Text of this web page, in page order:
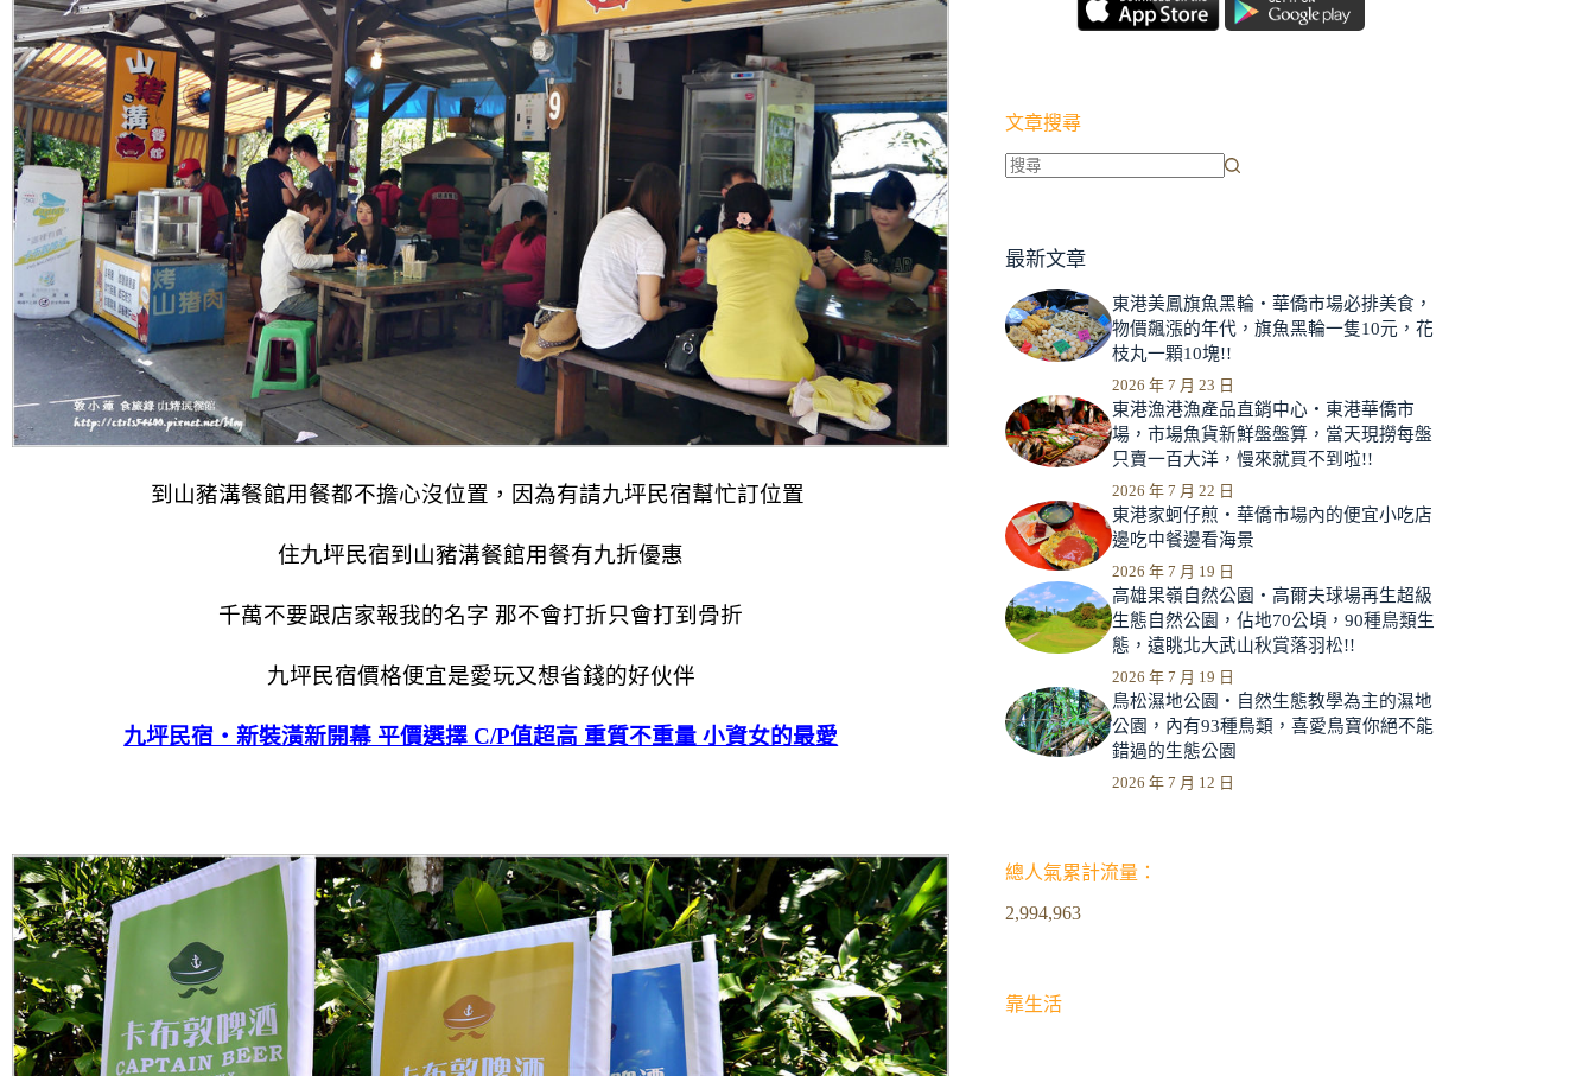
到山豬溝餐館用餐都不擔心沒位置， 因為有請九坪民宿幫忙訂位置
住九坪民宿到山豬溝餐館用餐有九折優惠
千萬不要跟店家報我的名字 那不會打折只會打到骨折
九坪民宿價格便宜是愛玩又想省錢的好伙伴
九坪民宿‧新裝潢新開幕 平價選擇 C/P值超高 重質不重量 小資女的最愛
文章搜尋
到
合
條
結
果
最新文章
東港美鳳旗魚黑輪‧華僑市場必排美食，
物價飆漲的年代，旗魚黑輪一隻10元，花
枝丸一顆10塊!!
2026 年 7 月 23 日
東港漁港漁產品直銷中心‧東港華僑市
場，市場魚貨新鮮盤盤算，當天現撈每盤
只賣一百大洋，慢來就買不到啦!!
2026 年 7 月 22 日
東港家蚵仔煎‧華僑市場內的便宜小吃店
邊吃中餐邊看海景
2026 年 7 月 19 日
高雄果嶺自然公園‧高爾夫球場再生超級
生態自然公園，佔地70公頃，90種鳥類生
態，遠眺北大武山秋賞落羽松!!
2026 年 7 月 19 日
鳥松濕地公園‧自然生態教學為主的濕地
公園，內有93種鳥類，喜愛鳥寶你絕不能
錯過的生態公園
2026 年 7 月 12 日
總人氣累計流量：
2,994,963
靠生活